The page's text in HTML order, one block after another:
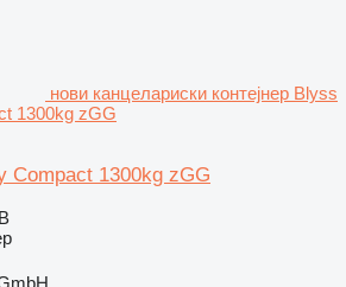
нови канцелариски контејнер Blyss
1300kg zGG
Compact 1300kg zGG